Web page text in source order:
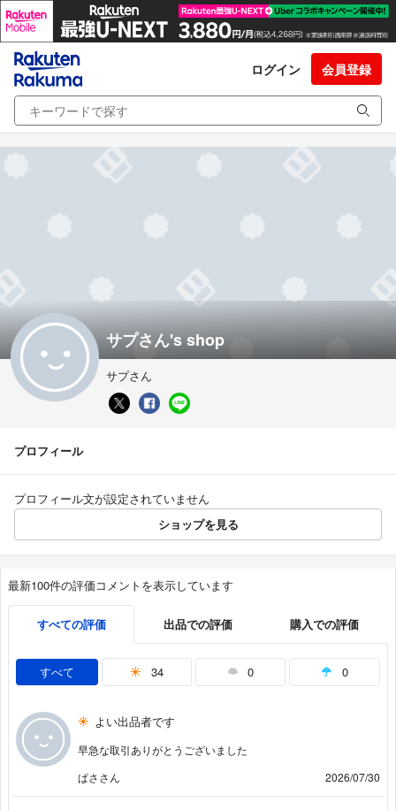
ログイン 会員登録
サプさん's shop
サプさん
プロフィール
プロフィール文が設定されていません
ショップを見る
最新100件の評価コメントを表示しています
すべての評価 出品での評価 購入での評価
すべて 34 0 0
よい出品者です
早急な取引ありがとうございました
ぱささん
2026/07/30